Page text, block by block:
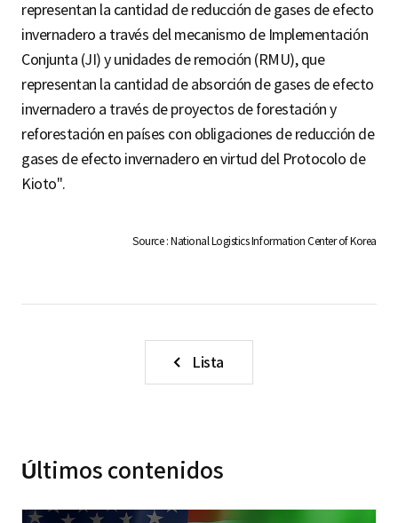
representan la cantidad de reducción de gases de efecto
invernadero a través del mecanismo de Implementación
Conjunta (JI) y unidades de remoción (RMU), que
representan la cantidad de absorción de gases de efecto
invernadero a través de proyectos de forestación y
reforestación en países con obligaciones de reducción de
gases de efecto invernadero en virtud del Protocolo de
Kioto".
Source : National Logistics Information Center of Korea
Lista
Últimos contenidos